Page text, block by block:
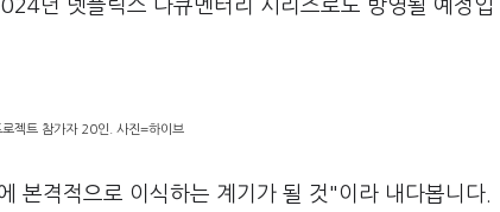
년 넷플릭스 다큐멘터리 시리즈로도 방영될 예정입
젝트 참가자 20인. 사진=하이브
본격적으로 이식하는 계기가 될 것"이라 내다봅니다